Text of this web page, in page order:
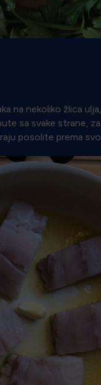
na nekoliko žlica
sa svake strane,
posolite prema